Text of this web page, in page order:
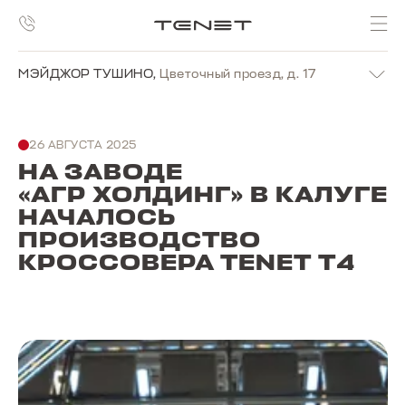
МЭЙДЖОР ТУШИНО, Цветочный проезд, д. 17
26 АВГУСТА 2025
НА ЗАВОДЕ
«АГР ХОЛДИНГ» В КАЛУГЕ
НАЧАЛОСЬ
ПРОИЗВОДСТВО
КРОССОВЕРА TENET T4